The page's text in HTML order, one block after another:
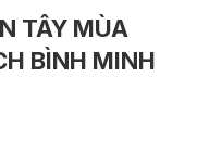
TÂY MÙA
BÌNH MINH